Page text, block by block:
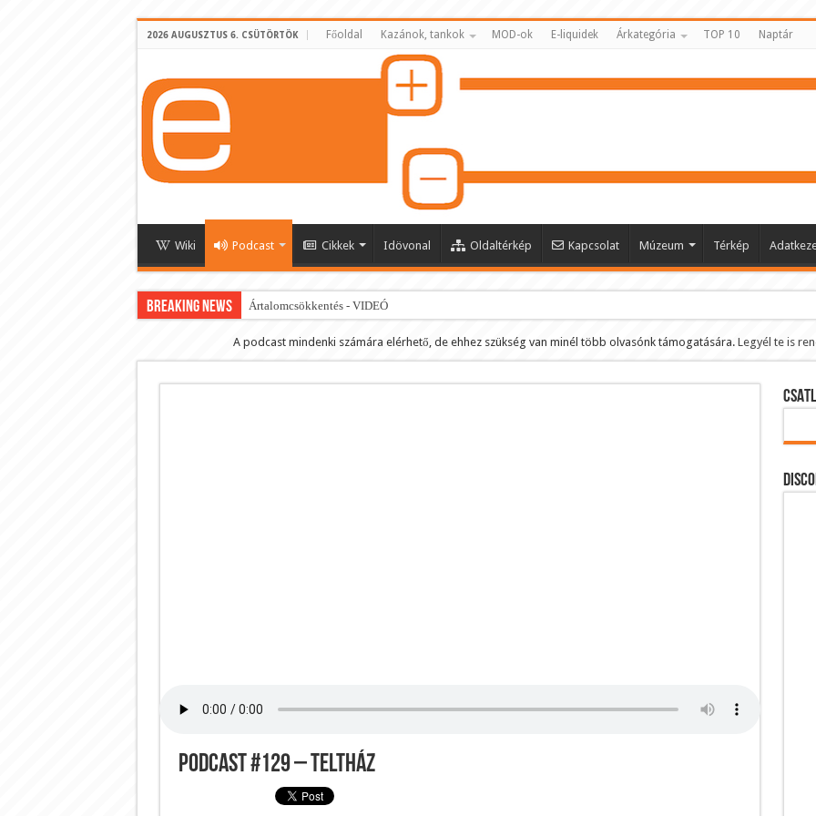
2026 AUGUSZTUS 6. CSÜTÖRTÖK Főoldal Kazánok, tankok MOD-ok E-liquidek Árkategória TOP 10 Naptár
Wiki Podcast Cikkek Idövonal Oldaltérkép Kapcsolat Múzeum Térkép
BREAKING NEWS Ártalomcsökkentés - VIDEÓ
E-cigi használati szokások 2.0
Android Podcast alkalmazás letöltése
A podcast mindenki számára elérhető, de ehhez szükség van minél több olvasónk támogatására. Legyél te is
Podcast #129 – Teltház